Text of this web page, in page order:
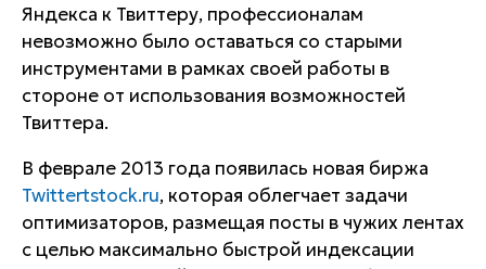
Яндекса к Твиттеру, профессионалам
невозможно было оставаться со старыми
инструментами в рамках своей работы в
стороне от использования возможностей
Твиттера.
В феврале 2013 года появилась новая биржа
Twittertstock.ru, которая облегчает задачи
оптимизаторов, размещая посты в чужих лентах
с целью максимально быстрой индексации